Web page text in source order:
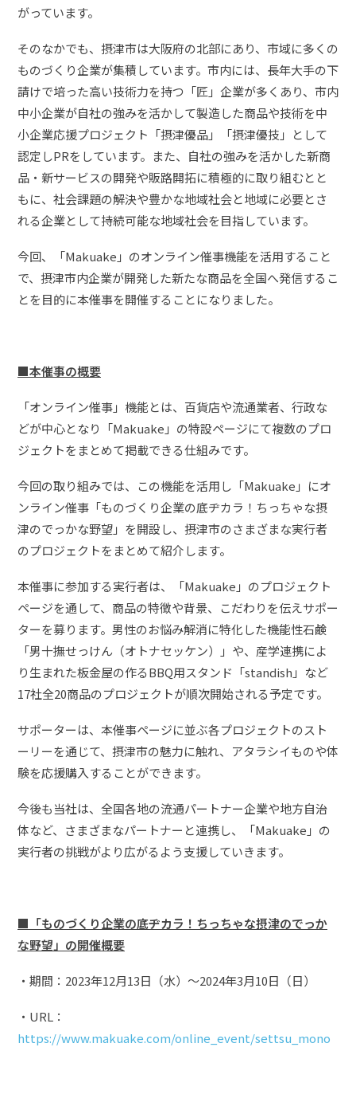
がっています。
そのなかでも、摂津市は大阪府の北部にあり、市域に多くの
ものづくり企業が集積しています。市内には、長年大手の下
請けで培った高い技術力を持つ「匠」企業が多くあり、市内
中小企業が自社の強みを活かして製造した商品や技術を中
小企業応援プロジェクト「摂津優品」「摂津優技」として
認定しPRをしています。また、自社の強みを活かした新商
品・新サービスの開発や販路開拓に積極的に取り組むとと
もに、社会課題の解決や豊かな地域社会と地域に必要とさ
れる企業として持続可能な地域社会を目指しています。
今回、「Makuake」のオンライン催事機能を活用すること
で、摂津市内企業が開発した新たな商品を全国へ発信するこ
とを目的に本催事を開催することになりました。
■本催事の概要
「オンライン催事」機能とは、百貨店や流通業者、行政な
どが中心となり「Makuake」の特設ページにて複数のプロ
ジェクトをまとめて掲載できる仕組みです。
今回の取り組みでは、この機能を活用し「Makuake」にオ
ンライン催事「ものづくり企業の底ヂカラ！ちっちゃな摂
津のでっかな野望」を開設し、摂津市のさまざまな実行者
のプロジェクトをまとめて紹介します。
本催事に参加する実行者は、「Makuake」のプロジェクト
ページを通して、商品の特徴や背景、こだわりを伝えサポー
ターを募ります。男性のお悩み解消に特化した機能性石鹸
「男十撫せっけん（オトナセッケン）」や、産学連携によ
り生まれた板金屋の作るBBQ用スタンド「standish」など
17社全20商品のプロジェクトが順次開始される予定です。
サポーターは、本催事ページに並ぶ各プロジェクトのスト
ーリーを通じて、摂津市の魅力に触れ、アタラシイものや体
験を応援購入することができます。
今後も当社は、全国各地の流通パートナー企業や地方自治
体など、さまざまなパートナーと連携し、「Makuake」の
実行者の挑戦がより広がるよう支援していきます。
■「ものづくり企業の底ヂカラ！ちっちゃな摂津のでっか
な野望」の開催概要
・期間：2023年12月13日（水）〜2024年3月10日（日）
・URL：
https://www.makuake.com/online_event/settsu_mono